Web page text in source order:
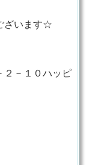
ざいます☆
２－１０ハッピ